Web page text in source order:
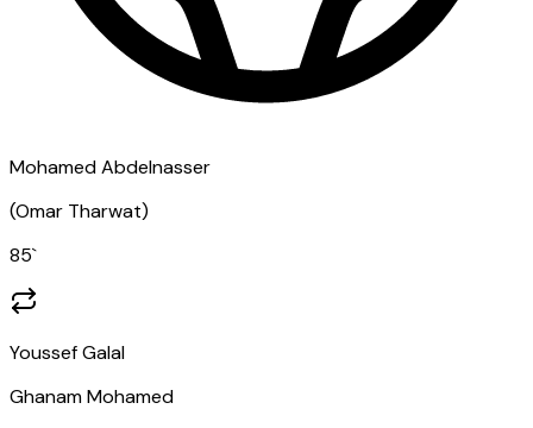
Mohamed Abdelnasser
(Omar Tharwat)
85`
Youssef Galal
Ghanam Mohamed